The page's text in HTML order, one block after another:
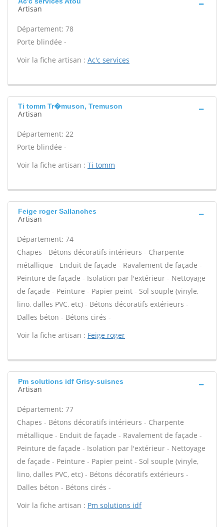
Artisan
Département: 78
Porte blindée -
Voir la fiche artisan : Ac'c services
Ti tomm Tr�muson, Tremuson
Artisan
Département: 22
Porte blindée -
Voir la fiche artisan : Ti tomm
Feige roger Sallanches
Artisan
Département: 74
Chapes - Bétons décoratifs intérieurs - Charpente
métallique - Enduit de façade - Ravalement de façade -
Peinture de façade - Isolation par l'extérieur - Nettoyage
de façade - Peinture - Papier peint - Sol souple (vinyle,
lino, dalles PVC, etc) - Bétons décoratifs extérieurs -
Dalles béton - Bétons cirés -
Voir la fiche artisan : Feige roger
Pm solutions idf Grisy-suisnes
Artisan
Département: 77
Chapes - Bétons décoratifs intérieurs - Charpente
métallique - Enduit de façade - Ravalement de façade -
Peinture de façade - Isolation par l'extérieur - Nettoyage
de façade - Peinture - Papier peint - Sol souple (vinyle,
lino, dalles PVC, etc) - Bétons décoratifs extérieurs -
Dalles béton - Bétons cirés -
Voir la fiche artisan : Pm solutions idf